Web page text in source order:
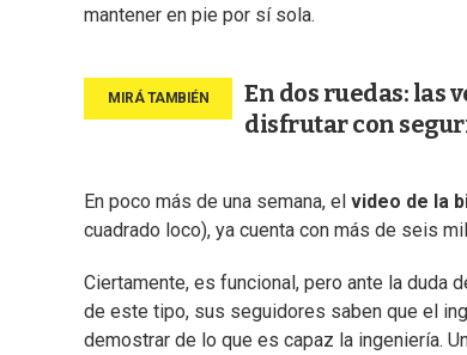
mantener en pie por sí sola.
En dos ruedas: las
disfrutar con
En poco más de una semana, el video de la
cuadrado loco), ya cuenta con más de seis
Ciertamente, es funcional, pero ante la duda
de este tipo, sus seguidores saben que el
demostrar de lo que es capaz la ingeniería.